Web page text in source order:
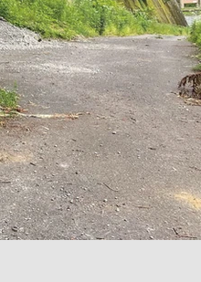
ル缶バッチが
ャンプ場
ナル缶バッチ
藤
月11日
読了時間: 1分